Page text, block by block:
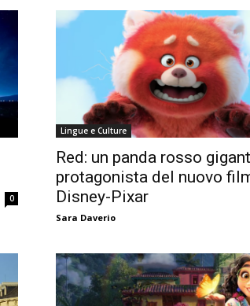
0
Lingue e Culture
Red: un panda rosso
protagonista del nuovo
Disney-Pixar
Sara Daverio